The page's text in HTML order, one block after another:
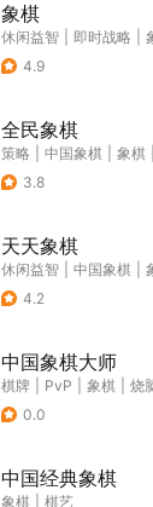
象棋
休闲益智 即时战略
4.9
全民象棋
策略 中国象棋 象棋
3.8
天天象棋
休闲益智 中国象棋
4.2
中国象棋大师
棋牌 PvP 象棋
烧
0.0
中国经典象棋
象棋
棋艺